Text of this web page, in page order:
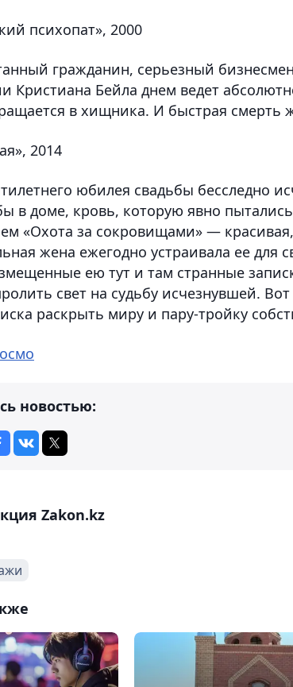
психопат», 2000
гражданин, серьезный
Кристиана Бейла днем ведет
в хищника. И быстрая смерть
2014
юбилея свадьбы бесследно
в доме, кровь, которую явно
«Охота за сокровищами» —
жена ежегодно устраивала ее для
ею тут и там странные
свет на судьбу исчезнувшей.
раскрыть миру и пару-тройку
новостью:
Zakon.kz